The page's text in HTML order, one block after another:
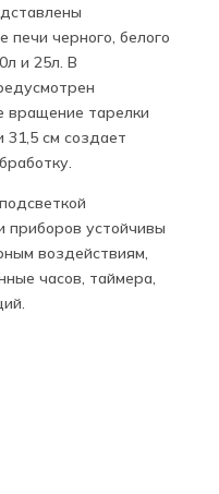
печи черного, белого
и 25л. В
вращение тарелки
31,5 см создает
приборов устойчивы
воздействиям,
часов, таймера,